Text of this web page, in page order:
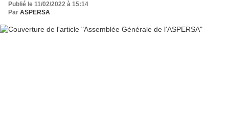
Publié le 11/02/2022 à 15:14
Par ASPERSA